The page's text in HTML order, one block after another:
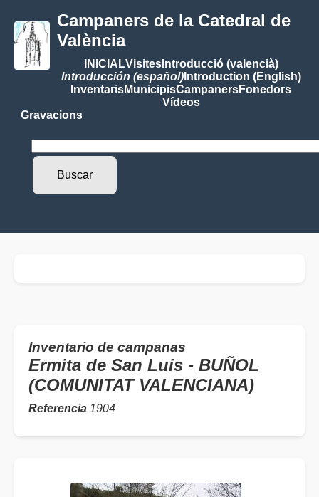
Campaners de la Catedral de
València
INICIALVisitesIntroducció (valencià)
Introducción (español)Introduction (English)
InventarisMunicipisCampanersFonedors
Vídeos
Gravacions
Inventario de campanas
Ermita de San Luis - BUÑOL
(COMUNITAT VALENCIANA)
Referencia 1904